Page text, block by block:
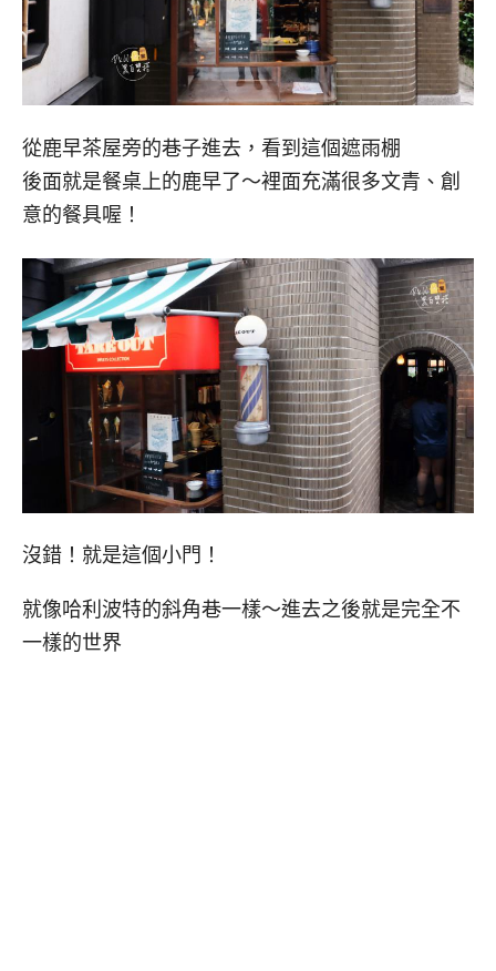
從鹿早茶屋旁的巷子進去，看到這個遮雨棚
後面就是餐桌上的鹿早了～裡面充滿很多文青、創
意的餐具喔！
沒錯！就是這個小門！
就像哈利波特的斜角巷一樣～進去之後就是完全不
一樣的世界